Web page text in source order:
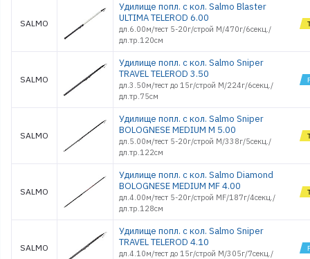
SALMO
Удилище попл. с кол. Salmo Blaster
ULTIMA TELEROD 6.00
дл.6.00м/тест 5-20г/строй M/470г/6секц./
дл.тр.120см
SALMO
Удилище попл. с кол. Salmo Sniper
TRAVEL TELEROD 3.50
дл.3.50м/тест до 15г/строй M/224г/6секц./
дл.тр.75см
SALMO
Удилище попл. с кол. Salmo Sniper
BOLOGNESE MEDIUM M 5.00
дл.5.00м/тест 5-20г/строй M/338г/5секц./
дл.тр.122см
SALMO
Удилище попл. с кол. Salmo Diamond
BOLOGNESE MEDIUM MF 4.00
дл.4.00м/тест 5-20г/строй MF/187г/4секц./
дл.тр.128см
SALMO
Удилище попл. с кол. Salmo Sniper
TRAVEL TELEROD 4.10
дл.4.10м/тест до 15г/строй M/305г/7секц./